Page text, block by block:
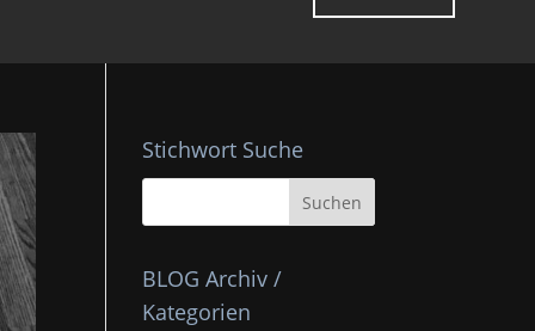
Stichwort Suche
BLOG Archiv /
Kategorien